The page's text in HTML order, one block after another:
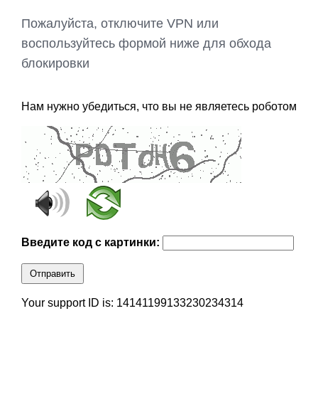
Пожалуйста, отключите VPN или
воспользуйтесь формой ниже для обхода
блокировки
Нам нужно убедиться, что вы не являетесь роботом
Введите код с картинки:
Отправить
Your support ID is: 14141199133230234314